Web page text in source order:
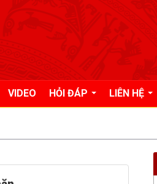
VIDEO HỎI ĐÁP LIÊN HỆ